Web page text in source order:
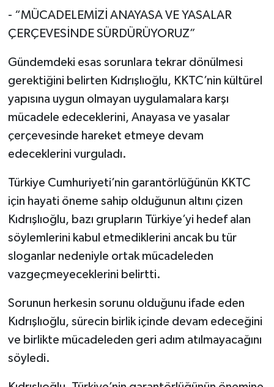
- “MÜCADELEMİZİ ANAYASA VE YASALAR
ÇERÇEVESİNDE SÜRDÜRÜYORUZ”
Gündemdeki esas sorunlara tekrar dönülmesi
gerektiğini belirten Kıdrışlıoğlu, KKTC’nin kültürel
yapısına uygun olmayan uygulamalara karşı
mücadele edeceklerini, Anayasa ve yasalar
çerçevesinde hareket etmeye devam
edeceklerini vurguladı.
Türkiye Cumhuriyeti’nin garantörlüğünün KKTC
için hayati öneme sahip olduğunun altını çizen
Kıdrışlıoğlu, bazı grupların Türkiye’yi hedef alan
söylemlerini kabul etmediklerini ancak bu tür
sloganlar nedeniyle ortak mücadeleden
vazgeçmeyeceklerini belirtti.
Sorunun herkesin sorunu olduğunu ifade eden
Kıdrışlıoğlu, sürecin birlik içinde devam edeceğini
ve birlikte mücadeleden geri adım atılmayacağını
söyledi.